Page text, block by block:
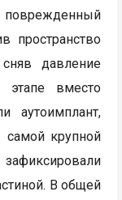
пространство
давление
вместо
аутоимплант,
крупной
В общей